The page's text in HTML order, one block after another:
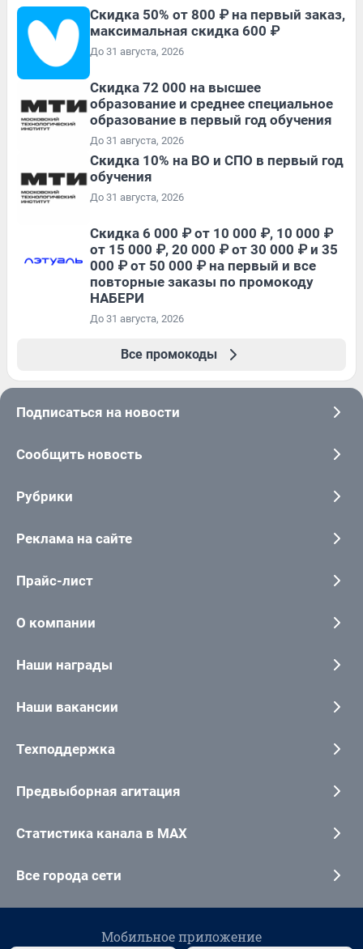
Скидка 50% от 800 ₽ на первый заказ,
максимальная скидка 600 ₽
До 31 августа, 2026
Скидка 72 000 на высшее
образование и среднее специальное
образование в первый год обучения
До 31 августа, 2026
Скидка 10% на ВО и СПО в первый год
обучения
До 31 августа, 2026
Скидка 6 000 ₽ от 10 000 ₽, 10 000 ₽
от 15 000 ₽, 20 000 ₽ от 30 000 ₽ и 35
000 ₽ от 50 000 ₽ на первый и все
повторные заказы по промокоду
НАБЕРИ
До 31 августа, 2026
Все промокоды
Подписаться на новости
Сообщить новость
Рубрики
Реклама на сайте
Прайс-лист
О компании
Наши награды
Наши вакансии
Техподдержка
Предвыборная агитация
Статистика канала в MAX
Все города сети
Мобильное приложение